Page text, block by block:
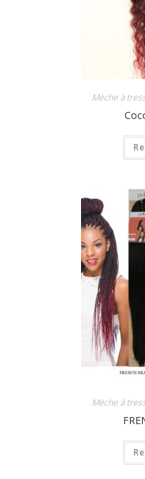
Mèche à
Mèche à